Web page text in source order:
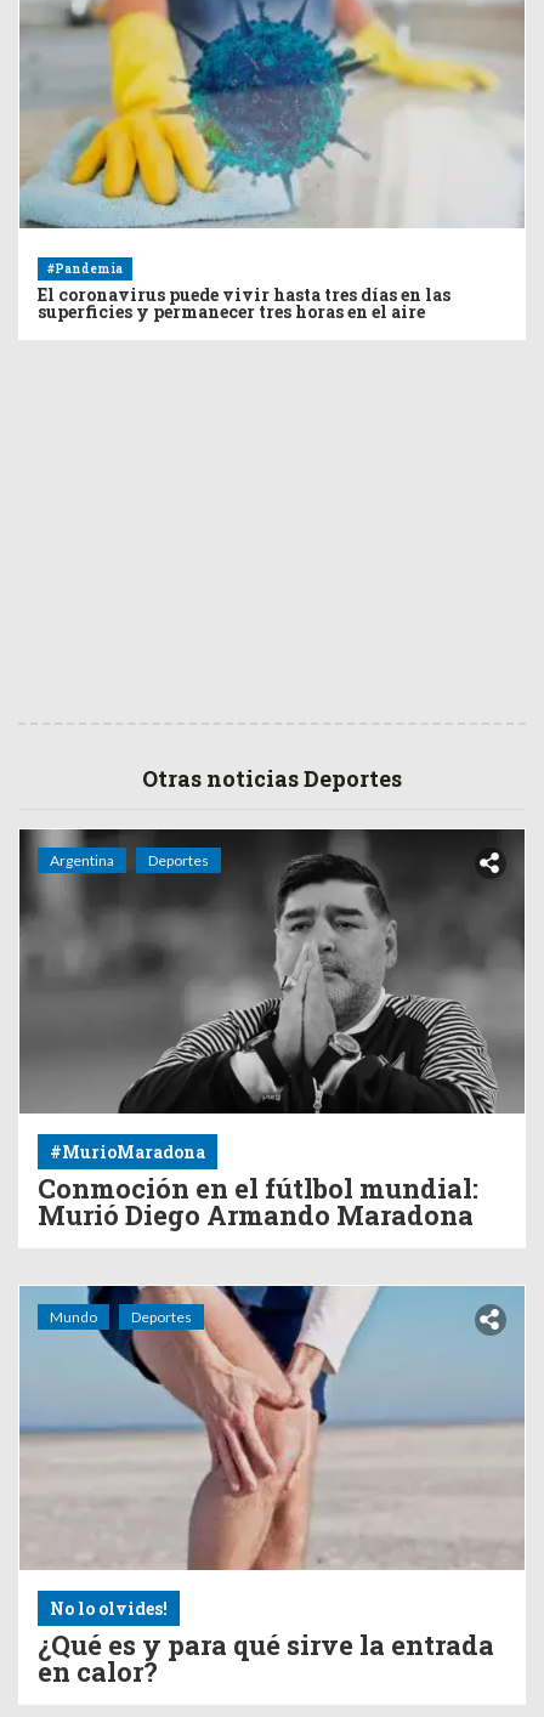
#Pandemia
El coronavirus puede vivir hasta tres días en las
superficies y permanecer tres horas en el aire
Otras noticias Deportes
Argentina Deportes
#MurioMaradona
Conmoción en el fútlbol mundial:
Murió Diego Armando Maradona
Mundo Deportes
No lo olvides!
¿Qué es y para qué sirve la entrada
en calor?